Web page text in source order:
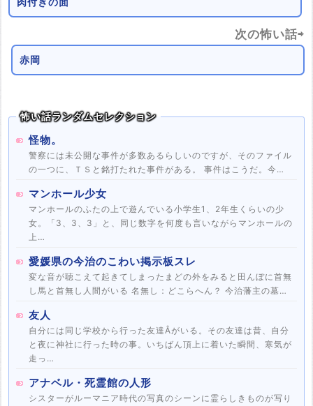
次の怖い話⇨
赤岡
怖い話ランダムセレクション
怪物。
警察には未公開な事件が多数あるらしいのですが、そのファイル
の一つに、ＴＳと銘打たれた事件がある。 事件はこうだ。今…
マンホール少女
マンホールのふたの上で遊んでいる小学生1、2年生くらいの少
女。「3、3、3」と、同じ数字を何度も言いながらマンホールの
上…
愛媛県の今治のこわい掲示板スレ
変な音が聴こえて起きてしまったまどの外をみると田んぼに首無
し馬と首無し人間がいる 名無し：どこらへん？ 今治藩主の墓…
友人
自分には同じ学校から行った友達Âがいる。その友達は昔、自分
と夜に神社に行った時の事。いちばん頂上に着いた瞬間、寒気が
走っ…
アナベル・死霊館の人形
シスターがルーマニア時代の写真のシーンに霊らしきものが写り